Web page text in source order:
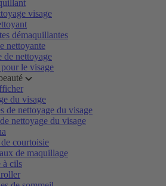
visage
démaquillantes
nettoyante
de nettoyage
le visage
du visage
de nettoyage du visage
nettoyage du visage
courtoisie
de maquillage
à cils